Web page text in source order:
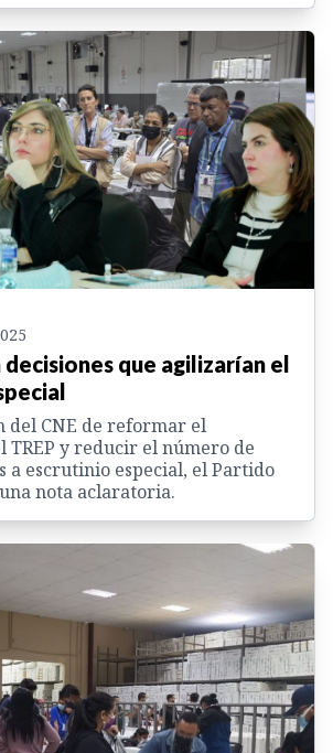
decisiones que agilizarían el
del CNE de reformar el
TREP y reducir el número de
a escrutinio especial, el Partido
nota aclaratoria.